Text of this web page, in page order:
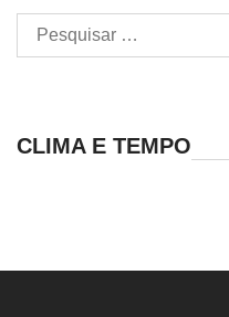
Pesquisar
por:
CLIMA E TEMPO